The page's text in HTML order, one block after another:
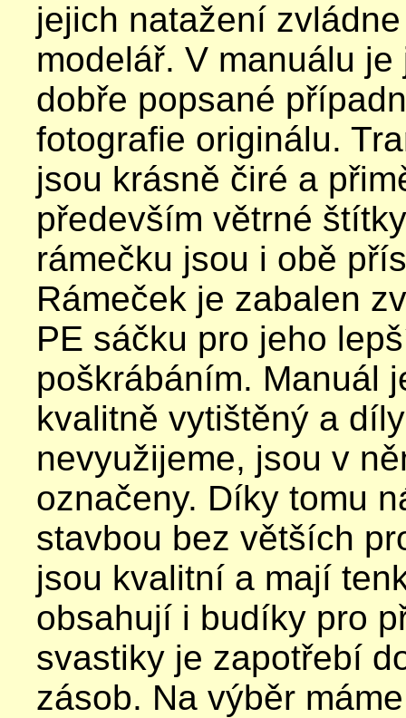
jejich natažení
modelář. V manuálu
dobře popsané
fotografie originálu.
jsou krásně čiré a
především větrné
rámečku jsou i obě
Rámeček je zabalen
PE sáčku pro jeho
poškrábáním. Manuál
kvalitně vytištěný a
nevyužijeme, jsou v
označeny. Díky tomu
stavbou bez větších
jsou kvalitní a mají
obsahují i budíky pro
svastiky je zapotřebí
zásob. Na výběr